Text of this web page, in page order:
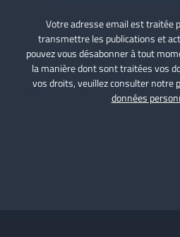
Votre adresse email est traitée
transmettre les publications et
pouvez vous désabonner à tout
la manière dont sont traitées vos
vos droits, veuillez consulter notre
données